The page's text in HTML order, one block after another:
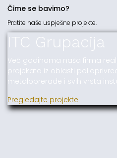
Čime se bavimo?
Pratite naše uspješne projekte.
ITC Grupacija
Već godinama naša firma
projekata iz oblasti
metaloprerade i svih vrsta
Pregledajte projekte